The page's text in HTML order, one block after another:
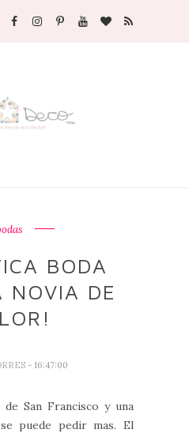
BODA
NOVIA DE
- 16:47:00
San Francisco y una
puede pedir mas. El